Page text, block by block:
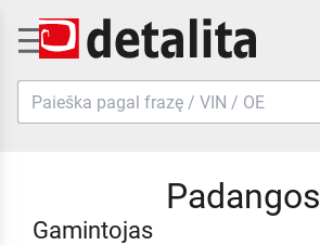
Padangos
Gamintojas